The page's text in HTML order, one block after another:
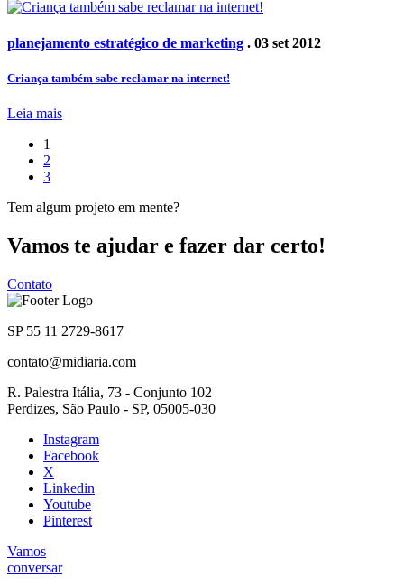
planejamento estratégico de marketing . 03 set 2012
Criança também sabe reclamar na internet!
Leia mais
1
2
3
Tem algum projeto em mente?
Vamos te ajudar e fazer dar certo!
Contato
SP 55 11 2729-8617
contato@midiaria.com
R. Palestra Itália, 73 - Conjunto 102
Perdizes, São Paulo - SP, 05005-030
Instagram
Facebook
X
Linkedin
Youtube
Pinterest
Vamos
conversar